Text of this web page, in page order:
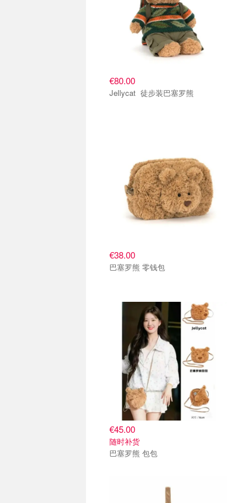
€80.00
Jellycat 徒步装巴塞罗熊
€38.00
巴塞罗熊 零钱包
€45.00
随时补货
巴塞罗熊 包包